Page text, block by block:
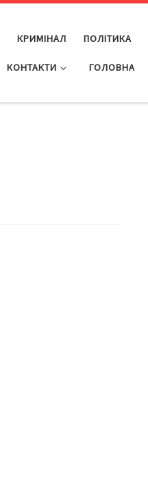
КРИМІНАЛ ПОЛІТИКА
КОНТАКТИ ГОЛОВНА